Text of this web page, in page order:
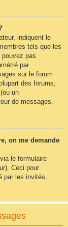
indiquent le
tels que les
pas
par
sur le forum
des forums,
un
de messages.
on me demande
le formulaire
Ceci pour
par les invités.